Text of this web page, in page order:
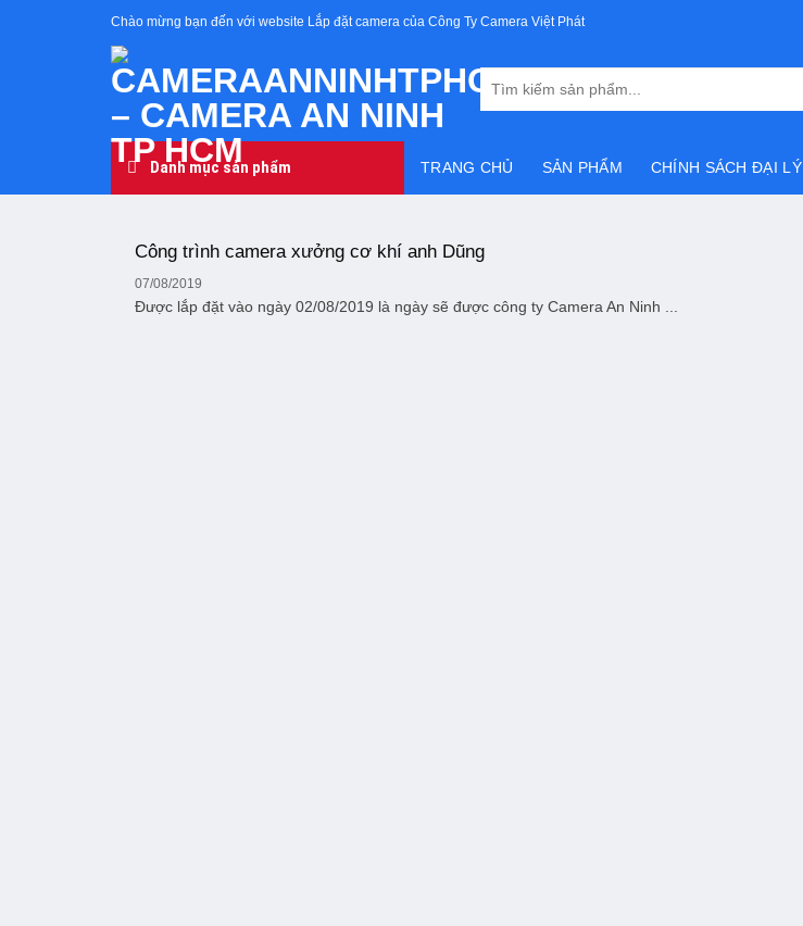
Chào mừng bạn đến với website Lắp đặt camera của Công Ty Camera Việt Phát
Tìm
Danh mục sản phẩm TRANG CHỦ SẢN PHẨM CHÍNH SÁCH ĐẠI LÝ
Công trình camera xưởng cơ khí anh Dũng
07/08/2019
Được lắp đặt vào ngày 02/08/2019 là ngày sẽ được công ty Camera An Ninh ...